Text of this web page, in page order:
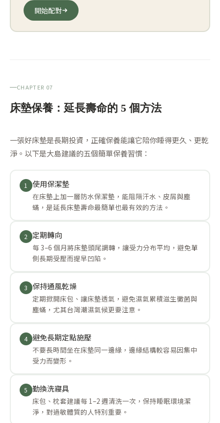
開始配對
CHAPTER 07
床墊保養：延長壽命的 5 個方法
一張好床墊是長期投資，正確保養能讓它陪你睡得更久、更乾
淨。以下是大島建議的五個簡單保養習慣：
1 使用保潔墊
在床墊上加一層防水保潔墊，能阻隔汗水、皮屑與塵
蟎，是延長床墊壽命最簡單也最有效的方法。
2 定期轉向
每 3–6 個月將床墊頭尾調轉，讓受力分布平均，避免單
側長期受壓而提早凹陷。
3 保持通風乾燥
定期掀開床包、讓床墊透氣，避免濕氣累積滋生黴菌與
塵蟎，尤其台灣潮濕氣候更要注意。
4 避免長期定點施壓
不要長時間坐在床墊同一邊緣，邊緣結構較容易因集中
受力而變形。
5 勤換洗寢具
床包、枕套建議每 1–2 週清洗一次，保持睡眠環境潔
淨，對過敏體質的人特別重要。